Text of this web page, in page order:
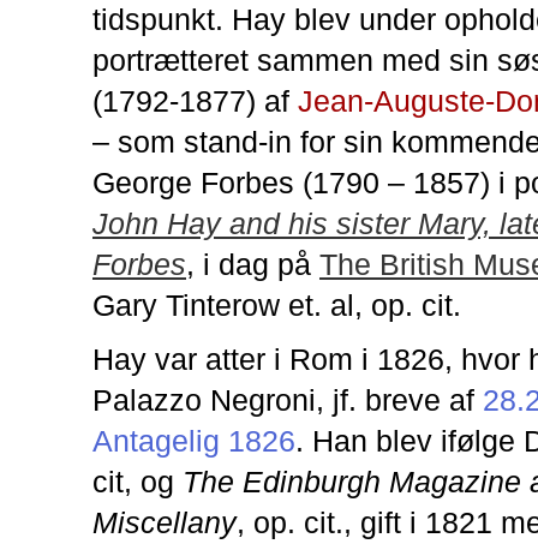
tidspunkt. Hay blev under
portrætteret sammen med sin
(1792-1877) af Jean-Auguste-
– som stand-in for sin
George Forbes (1790 – 1857) i
John Hay and his sister Mary,
Forbes, i dag på The British
Gary Tinterow et. al, op. cit.
Hay var atter i Rom i 1826, hvor
Palazzo Negroni, jf. breve af
Antagelig 1826. Han blev ifølge
cit, og The Edinburgh Magazine
Miscellany, op. cit., gift i 1821